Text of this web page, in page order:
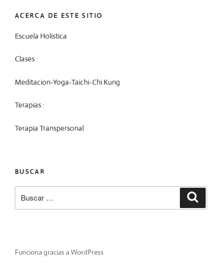
ACERCA DE ESTE SITIO
Escuela Holistica
Clases :
Meditacion-Yoga-Taichi-Chi Kung
Terapias :
Terapia Transpersonal
BUSCAR
Funciona gracias a WordPress